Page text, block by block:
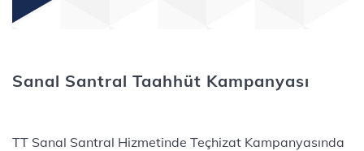
Sanal Santral Taahhüt Kampanyası
TT Sanal Santral Hizmetinde Teçhizat Kampanyasında